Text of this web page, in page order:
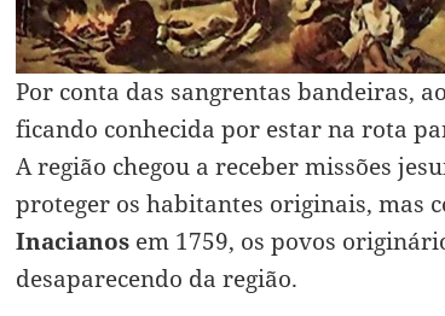
Por conta das sangrentas bandeiras,
ficando conhecida por estar na rota
A região chegou a receber missões
proteger os habitantes originais, mas
Inacianosem 1759, os povos
desaparecendo da região.